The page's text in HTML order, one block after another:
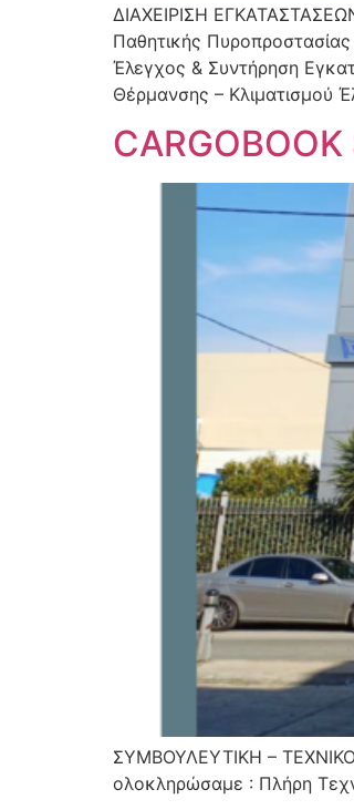
ΔΙΑΧΕΙΡΙΣΗ
Παθητικής
Έλεγχος & Συντήρηση
Θέρμανσης – Κλιματισμού
CARGOBOOK
ΣΥΜΒΟΥΛΕΥΤΙΚΗ –
ολοκληρώσαμε : Πλήρη